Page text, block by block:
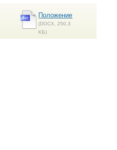
Положение
(DOCX, 250.3
KБ)